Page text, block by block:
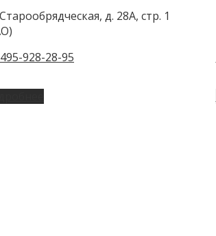
д. 28А, стр. 1
928-28-95